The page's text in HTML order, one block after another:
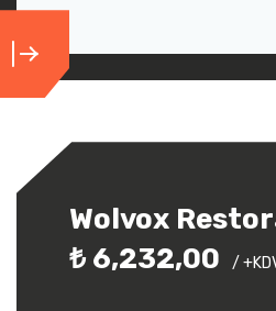
Wolvox
₺ 6,232,00
/